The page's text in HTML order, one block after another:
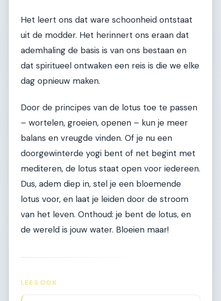
Het leert ons dat ware schoonheid ontstaat
uit de modder. Het herinnert ons eraan dat
ademhaling de basis is van ons bestaan en
dat spiritueel ontwaken een reis is die we elke
dag opnieuw maken.
Door de principes van de lotus toe te passen
– wortelen, groeien, openen – kun je meer
balans en vreugde vinden. Of je nu een
doorgewinterde yogi bent of net begint met
mediteren, de lotus staat open voor iedereen.
Dus, adem diep in, stel je een bloemende
lotus voor, en laat je leiden door de stroom
van het leven. Onthoud: je bent de lotus, en
de wereld is jouw water. Bloeien maar!
LEES OOK